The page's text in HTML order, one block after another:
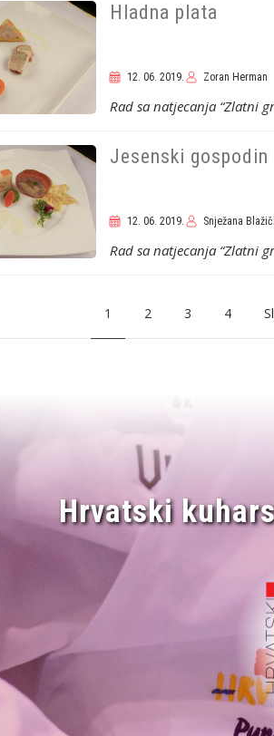
Hladna plata
12. 06. 2019. Zoran Herman
Rad sa natjecanja “Zlatni
Jesenski gospodin
12. 06. 2019. Snježana
Rad sa natjecanja “Zlatni
Current
1 Page
2 Page
3 Page
4
Hrvatski